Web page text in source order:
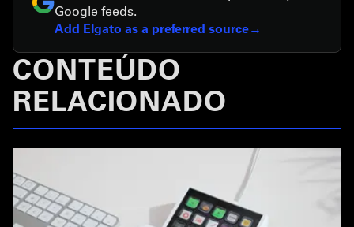
Google feeds.
Add Elgato as a preferred source
CONTEÚDO
RELACIONADO